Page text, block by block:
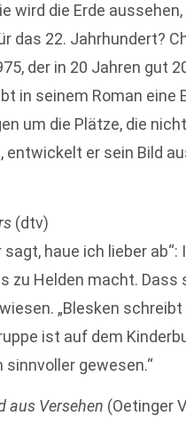
wird die Erde
das 22. Jahrhundert?
der in 20 Jahren gut
in seinem Roman eine
um die Plätze, die
er sein Bild
(dtv)
sagt, haue ich lieber
zu Helden macht.
„Blesken schreibt
ist auf dem
sinnvoller gewesen.“
aus Versehen (Oetinger